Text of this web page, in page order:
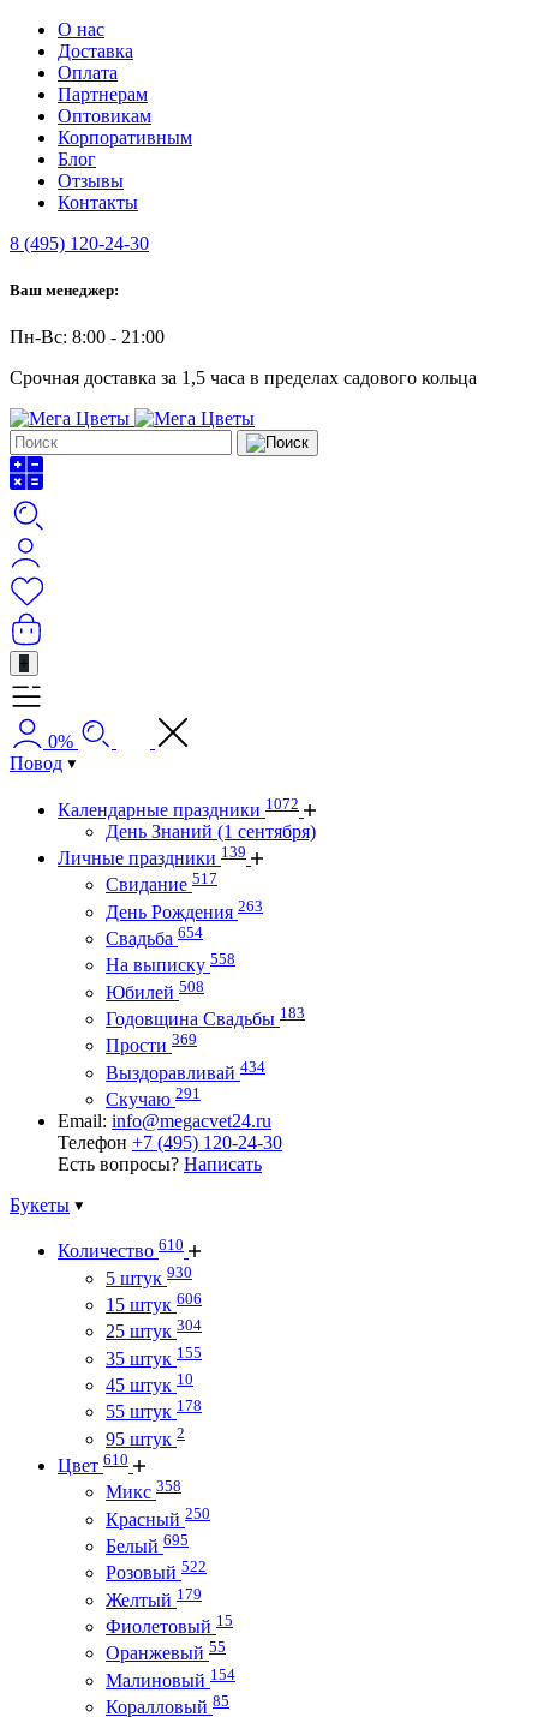
О нас
Доставка
Оплата
Партнерам
Оптовикам
Корпоративным
Блог
Отзывы
Контакты
8 (495) 120-24-30
Ваш менеджер:
Пн-Вс: 8:00 - 21:00
Срочная доставка за 1,5 часа в пределах садового кольца
+
0%
Повод
Календарные праздники 1072
День Знаний (1 сентября)
Личные праздники 139
Свидание 517
День Рождения 263
Свадьба 654
На выписку 558
Юбилей 508
Годовщина Свадьбы 183
Прости 369
Выздоравливай 434
Скучаю 291
Email: info@megacvet24.ru
Телефон +7 (495) 120-24-30
Есть вопросы? Написать
Букеты
Количество 610
5 штук 930
15 штук 606
25 штук 304
35 штук 155
45 штук 10
55 штук 178
95 штук 2
Цвет 610
Микс 358
Красный 250
Белый 695
Розовый 522
Желтый 179
Фиолетовый 15
Оранжевый 55
Малиновый 154
Коралловый 85